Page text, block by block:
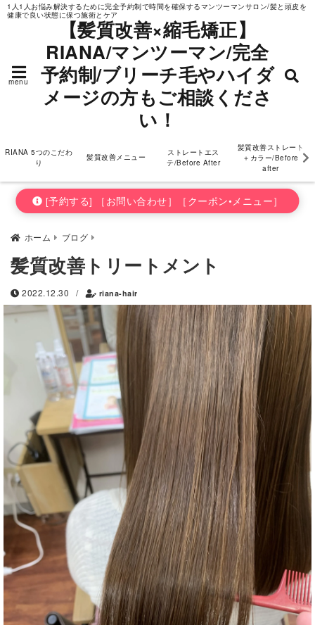
1人1人お悩み解決するために完全予約制で時間を確保するマンツーマンサロン/髪と頭皮を
健康で良い状態に保つ施術とケア
menu
【髪質改善×縮毛矯正】
RIANA/マンツーマン/完全
予約制/ブリーチ毛やハイダ
メージの方もご相談くださ
い！
RIANA 5つのこだわ
り
髪質改善メニュー
ストレートエス
テ/Before After
髪質改善ストレート
＋カラー/Before
after
[予約する] ［お問い合わせ］［クーポン•メニュー］
ホーム ブログ
髪質改善トリートメント
2022.12.30 / riana-hair
ダメージの方もご相
談ください！